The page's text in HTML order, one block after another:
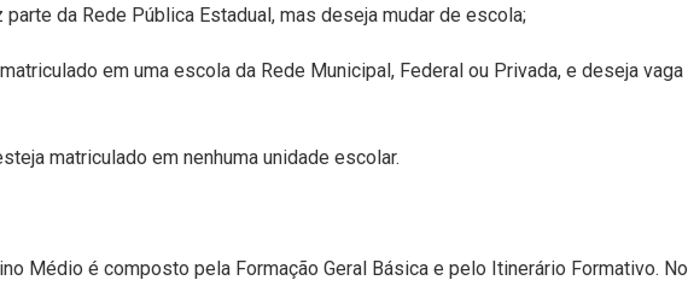
da Rede Pública Estadual, mas deseja mudar de escola;
em uma escola da Rede Municipal, Federal ou Privada, e deseja vaga
matriculado em nenhuma unidade escolar.
Médio é composto pela Formação Geral Básica e pelo Itinerário Formativo. No